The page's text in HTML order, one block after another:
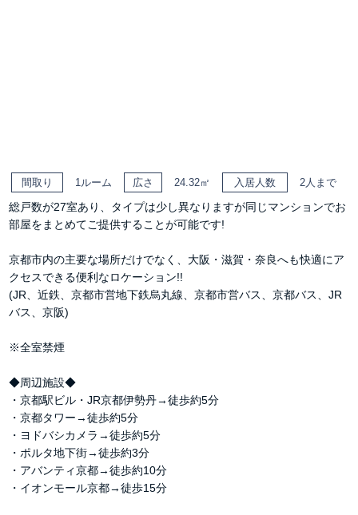
間取り 1ルーム 広さ 24.32㎡ 入居人数 2人まで
総戸数が27室あり、タイプは少し異なりますが同じマンションでお
部屋をまとめてご提供することが可能です!
京都市内の主要な場所だけでなく、大阪・滋賀・奈良へも快適にア
クセスできる便利なロケーション!!
(JR、近鉄、京都市営地下鉄烏丸線、京都市営バス、京都バス、JR
バス、京阪)
※全室禁煙
◆周辺施設◆
・京都駅ビル・JR京都伊勢丹→徒歩約5分
・京都タワー→徒歩約5分
・ヨドバシカメラ→徒歩約5分
・ポルタ地下街→徒歩約3分
・アバンティ京都→徒歩約10分
・イオンモール京都→徒歩15分